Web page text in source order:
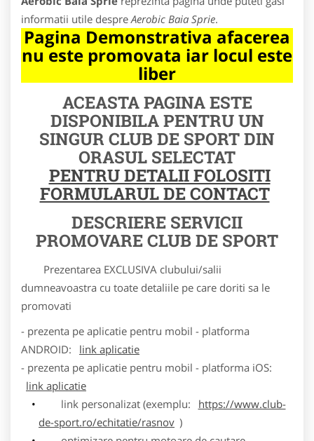
informatii utile despre Aerobic Baia Sprie.
Pagina Demonstrativa afacerea
nu este promovata iar locul este
liber
ACEASTA PAGINA ESTE
DISPONIBILA PENTRU UN
SINGUR CLUB DE SPORT DIN
ORASUL SELECTAT
PENTRU DETALII FOLOSITI
FORMULARUL DE CONTACT
DESCRIERE SERVICII
PROMOVARE CLUB DE SPORT
Prezentarea EXCLUSIVA clubului/salii
dumneavoastra cu toate detaliile pe care doriti sa le
promovati
- prezenta pe aplicatie pentru mobil - platforma
ANDROID:
link aplicatie
- prezenta pe aplicatie pentru mobil - platforma iOS:
link aplicatie
link personalizat (exemplu:
https://www.club-
de-sport.ro/echitatie/rasnov )